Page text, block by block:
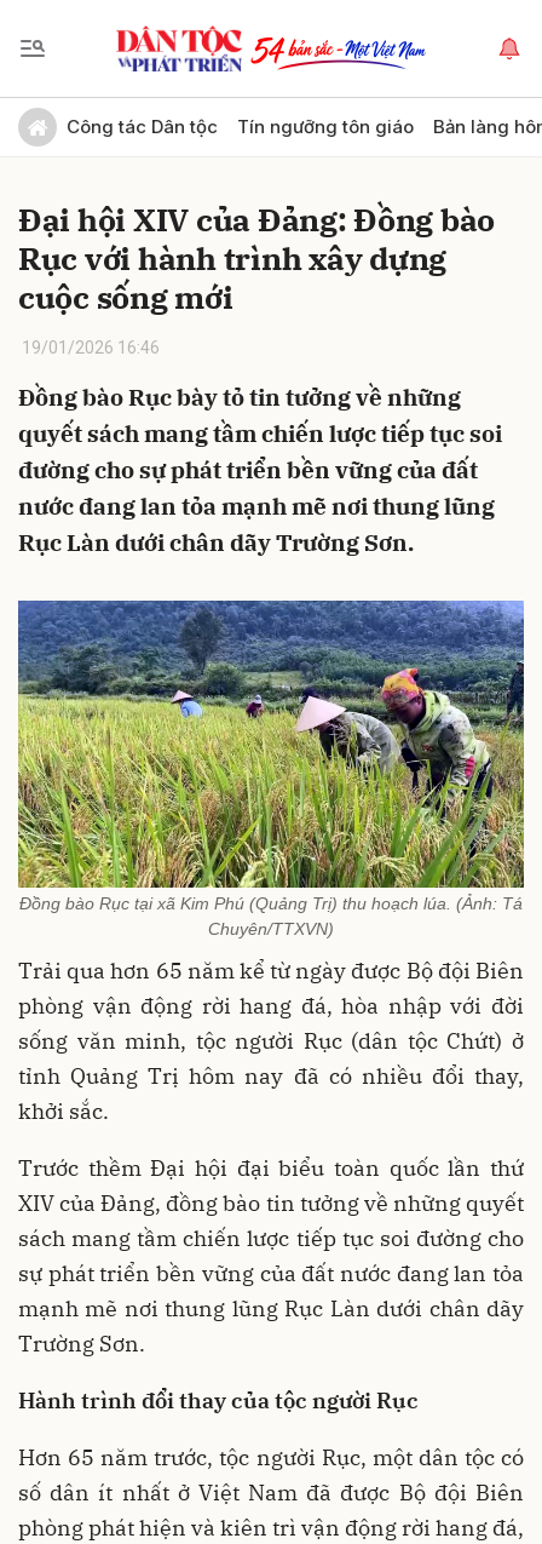
Công tác Dân tộc Tín ngưỡng tôn giáo Bản làng
Đại hội XIV của Đảng: Đồng bào
Rục với hành trình xây dựng
cuộc sống mới
19/01/2026 16:46
Đồng bào Rục bày tỏ tin tưởng về những
quyết sách mang tầm chiến lược tiếp tục soi
đường cho sự phát triển bền vững của đất
nước đang lan tỏa mạnh mẽ nơi thung lũng
Rục Làn dưới chân dãy Trường Sơn.
Đồng bào Rục tại xã Kim Phú (Quảng Trị) thu hoạch lúa. (Ảnh: Tá
Chuyên/TTXVN)
Trải qua hơn 65 năm kể từ ngày được Bộ đội Biên
phòng vận động rời hang đá, hòa nhập với đời
sống văn minh, tộc người Rục (dân tộc Chứt) ở
tỉnh Quảng Trị hôm nay đã có nhiều đổi thay,
khởi sắc.
Trước thềm Đại hội đại biểu toàn quốc lần thứ
XIV của Đảng, đồng bào tin tưởng về những quyết
sách mang tầm chiến lược tiếp tục soi đường cho
sự phát triển bền vững của đất nước đang lan tỏa
mạnh mẽ nơi thung lũng Rục Làn dưới chân dãy
Trường Sơn.
Hành trình đổi thay của tộc người Rục
Hơn 65 năm trước, tộc người Rục, một dân tộc có
số dân ít nhất ở Việt Nam đã được Bộ đội Biên
phòng phát hiện và kiên trì vận động rời hang đá,
Gửi bình luận